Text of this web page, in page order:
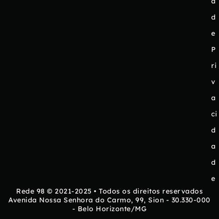
d
e
P
ri
v
a
ci
d
a
d
e
Rede 98 © 2021-2025 • Todos os direitos reservados
Avenida Nossa Senhora do Carmo, 99, Sion - 30.330-000
- Belo Horizonte/MG